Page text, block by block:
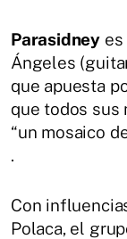
Parasidney
Ángeles
que apuesta
que todos sus
“un mosaico
.
Con
Polaca, el